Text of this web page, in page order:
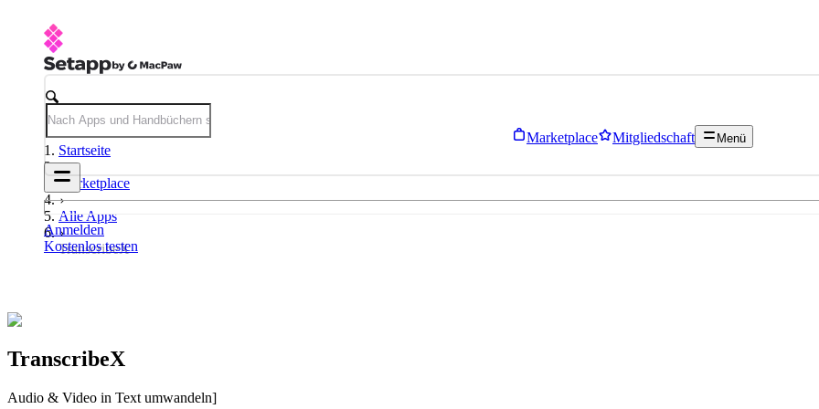
Marketplace Mitgliedschaft Menü
Anmelden
Kostenlos testen
Startseite
Marketplace
Alle Apps
TranscribeX
TranscribeX
Audio & Video in Text umwandeln]